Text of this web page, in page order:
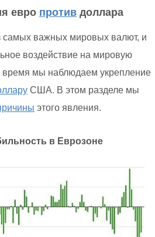
евро против доллара
самых важных мировых валют, и
воздействие на мировую
время мы наблюдаем укрепление
США. В этом разделе мы
этого явления.
в Еврозоне